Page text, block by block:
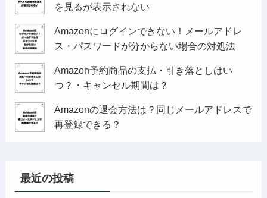
を見るが表示されない
Amazonにログインできない！メールアドレ
ス・パスワードが分からない場合の対処法
Amazon予約商品の支払・引き落としはい
つ？・キャンセル期間は？
Amazonの退会方法は？同じメールアドレスで
再登録できる？
最近の投稿